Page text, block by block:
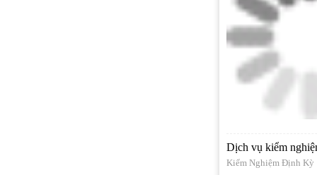
Dịch vụ kiểm
Kiểm Nghiệm Định Kỳ